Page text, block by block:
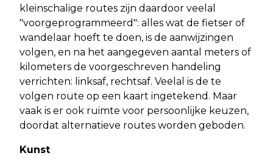
kleinschalige routes zijn daardoor veelal
"voorgeprogrammeerd": alles wat de fietser of
wandelaar hoeft te doen, is de aanwijzingen
volgen, en na het aangegeven aantal meters of
kilometers de voorgeschreven handeling
verrichten: linksaf, rechtsaf. Veelal is de te
volgen route op een kaart ingetekend. Maar
vaak is er ook ruimte voor persoonlijke keuzen,
doordat alternatieve routes worden geboden.
Kunst